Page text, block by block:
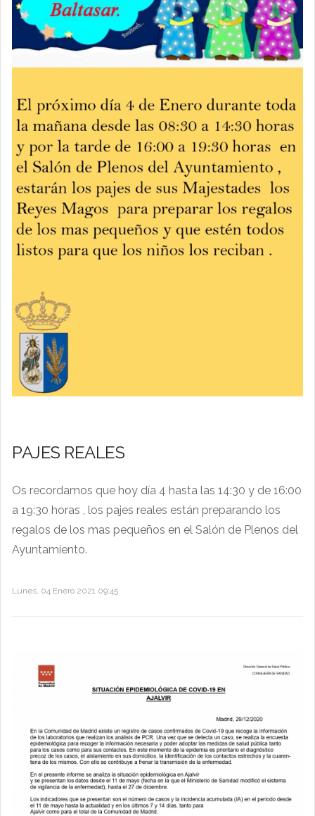
PAJES REALES
Os recordamos que hoy día 4 hasta las 14:30 y de 16:00
a 19:30 horas , los pajes reales están preparando los
regalos de los mas pequeños en el Salón de Plenos del
Ayuntamiento.
Lunes, 04 Enero 2021 09:45